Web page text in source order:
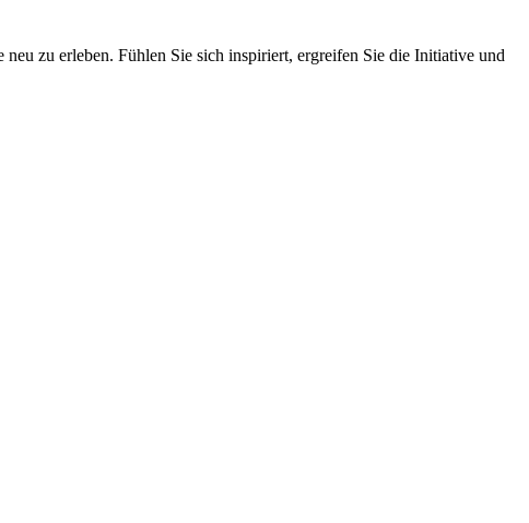
zu erleben. Fühlen Sie sich inspiriert, ergreifen Sie die Initiative und